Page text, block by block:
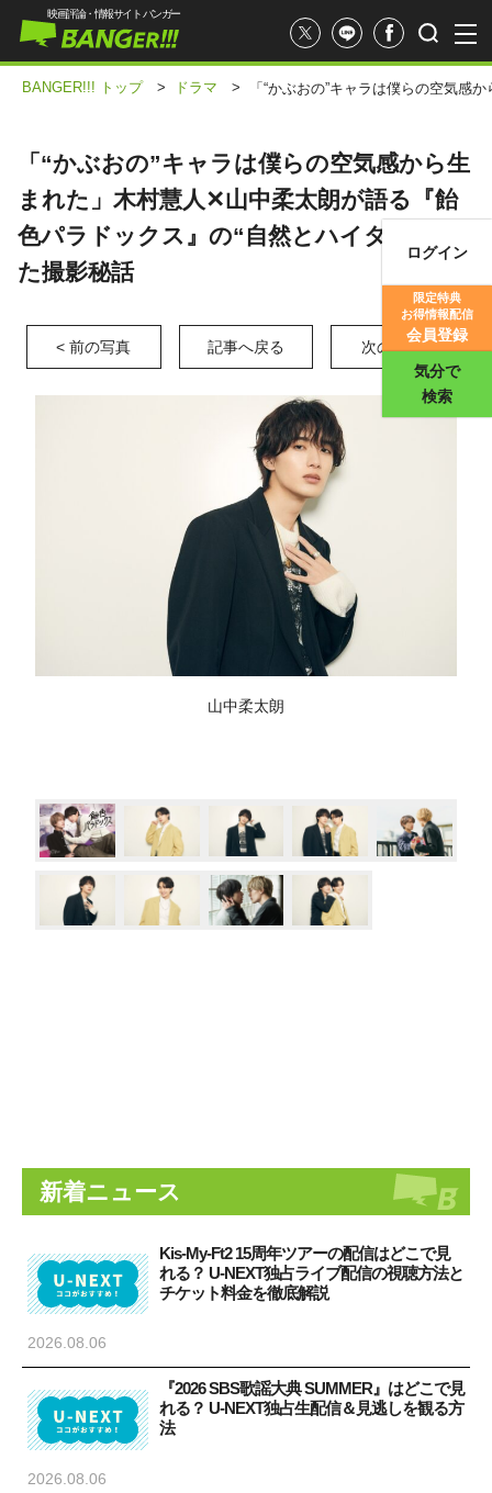
映画評価
映画評論・情報サイト バンガー
ログイン
限定特典
お得情報配信
会員登録
気分で
検索
BANGER!!! トップ > ドラマ > 「“かぶおの”キャラは僕らの空気感
「“かぶおの”キャラは僕らの空気感から生
まれた」木村慧人✕山中柔太朗が語る『飴
色パラドックス』の“自然とハイタッチ”し
た撮影秘話
< 前の写真 記事へ戻る 次の写真 >
山中柔太朗
新着ニュース
Kis-My-Ft2 15周年ツアーの配信はどこで見
れる？ U-NEXT独占ライブ配信の視聴方法と
チケット料金を徹底解説
2026.08.06
『2026 SBS歌謡大典 SUMMER』はどこで見
れる？ U-NEXT独占生配信＆見逃しを観る方
法
2026.08.06